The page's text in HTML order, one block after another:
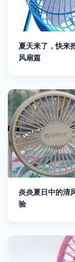
夏天来了，快来
风扇篇
炎炎夏日中的清
验